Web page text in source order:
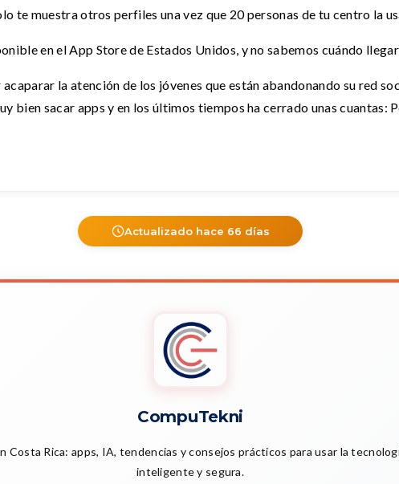
te muestra otros perfiles una vez que 20 personas de tu centro la
en el App Store de Estados Unidos, y no sabemos cuándo
la atención de los jóvenes que están abandonando su red
bien sacar apps y en los últimos tiempos ha cerrado unas cuantas:
Actualizado hace 66 días
CompuTekni
Costa Rica: apps, IA, tendencias y consejos prácticos para usar la
inteligente y segura.